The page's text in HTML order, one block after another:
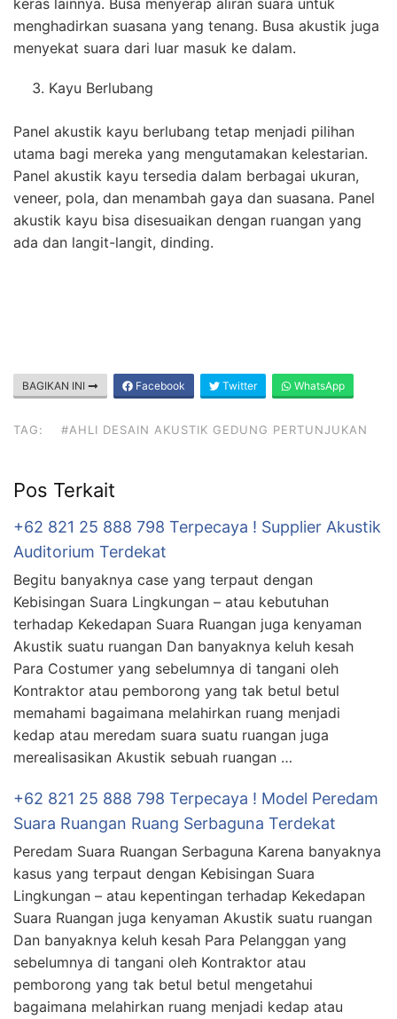
keras lainnya. Busa menyerap aliran suara untuk
menghadirkan suasana yang tenang. Busa akustik juga
menyekat suara dari luar masuk ke dalam.
Kayu Berlubang
Panel akustik kayu berlubang tetap menjadi pilihan
utama bagi mereka yang mengutamakan kelestarian.
Panel akustik kayu tersedia dalam berbagai ukuran,
veneer, pola, dan menambah gaya dan suasana. Panel
akustik kayu bisa disesuaikan dengan ruangan yang
ada dan langit-langit, dinding.
BAGIKAN INI Facebook Twitter WhatsApp
TAG: #AHLI DESAIN AKUSTIK GEDUNG PERTUNJUKAN
Pos Terkait
+62 821 25 888 798 Terpecaya ! Supplier Akustik
Auditorium Terdekat
Begitu banyaknya case yang terpaut dengan
Kebisingan Suara Lingkungan – atau kebutuhan
terhadap Kekedapan Suara Ruangan juga kenyaman
Akustik suatu ruangan Dan banyaknya keluh kesah
Para Costumer yang sebelumnya di tangani oleh
Kontraktor atau pemborong yang tak betul betul
memahami bagaimana melahirkan ruang menjadi
kedap atau meredam suara suatu ruangan juga
merealisasikan Akustik sebuah ruangan …
+62 821 25 888 798 Terpecaya ! Model Peredam
Suara Ruangan Ruang Serbaguna Terdekat
Peredam Suara Ruangan Serbaguna Karena banyaknya
kasus yang terpaut dengan Kebisingan Suara
Lingkungan – atau kepentingan terhadap Kekedapan
Suara Ruangan juga kenyaman Akustik suatu ruangan
Dan banyaknya keluh kesah Para Pelanggan yang
sebelumnya di tangani oleh Kontraktor atau
pemborong yang tak betul betul mengetahui
bagaimana melahirkan ruang menjadi kedap atau